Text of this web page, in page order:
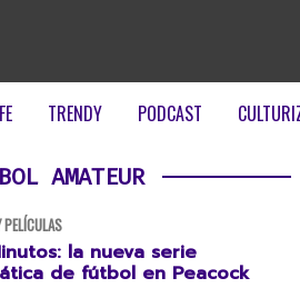
TRENDY PODCAST
AMATEUR
PELÍCULAS
la nueva serie
de fútbol en Peacock